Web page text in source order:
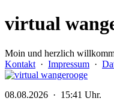
virtual
Moin und herzlich
Kontakt · Impressum ·
08.08.2026 · 15:41 Uhr.